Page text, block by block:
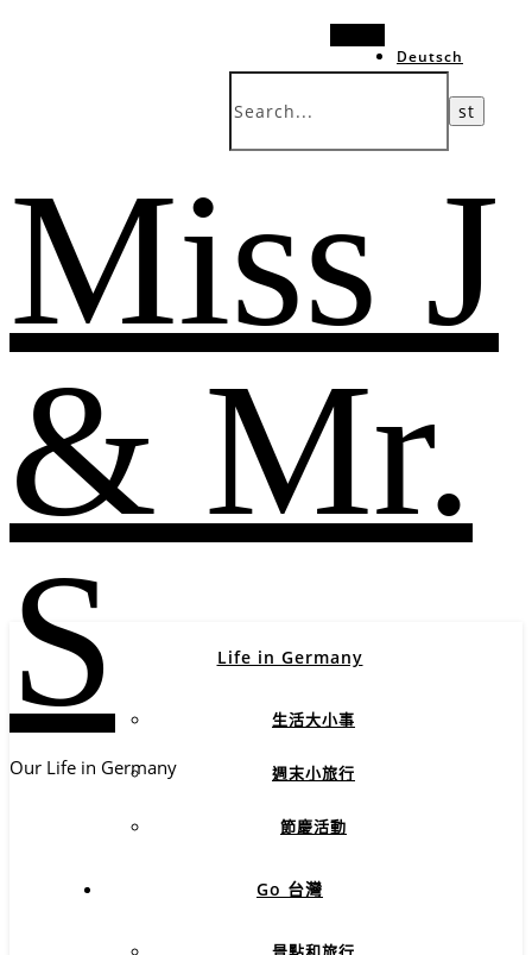
Deutsch
中文 (台灣)
Miss J
& Mr.
S
Our Life in Germany
Life in Germany
生活大小事
週末小旅行
節慶活動
Go 台灣